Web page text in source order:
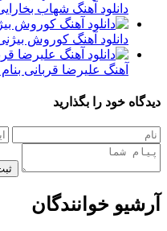
دانلود آهنگ شهاب
دانلود آهنگ کوروش
آهنگ علیرضا قربانی
دیدگاه خود را بگذارید
آرشیو خوانندگان